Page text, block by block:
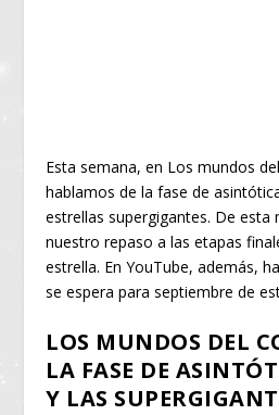
Esta semana, en Los mundos
hablamos de la fase de
estrellas supergigantes. De
nuestro repaso a las etapas
estrella. En YouTube, además,
se espera para septiembre de
LOS MUNDOS DEL
LA FASE DE
Y LAS